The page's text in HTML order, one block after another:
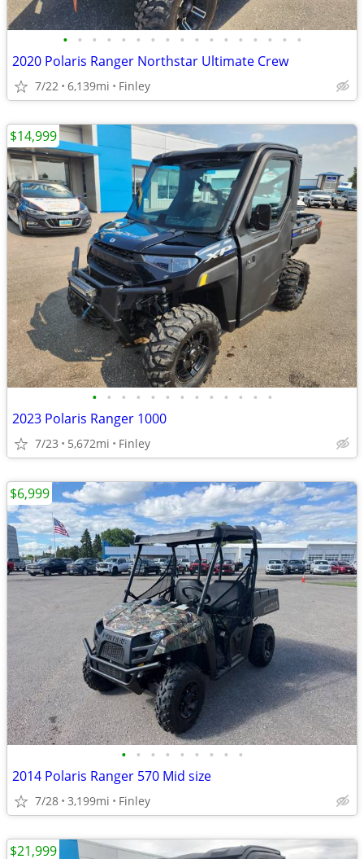
• • • • • • • • • • • • • • • • •
2020 Polaris Ranger Northstar Ultimate Crew
7/22 6,139mi Finley
• • • • • • • • • • • • •
2023 Polaris Ranger 1000
7/23 5,672mi Finley
$14,999
• • • • • • • • •
2014 Polaris Ranger 570 Mid size
7/28 3,199mi Finley
$6,999
$21,999